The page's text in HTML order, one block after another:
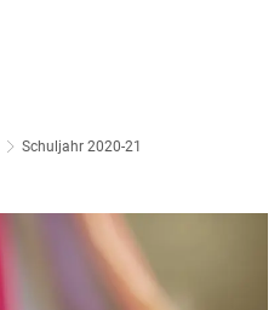
Schuljahr 2020-21